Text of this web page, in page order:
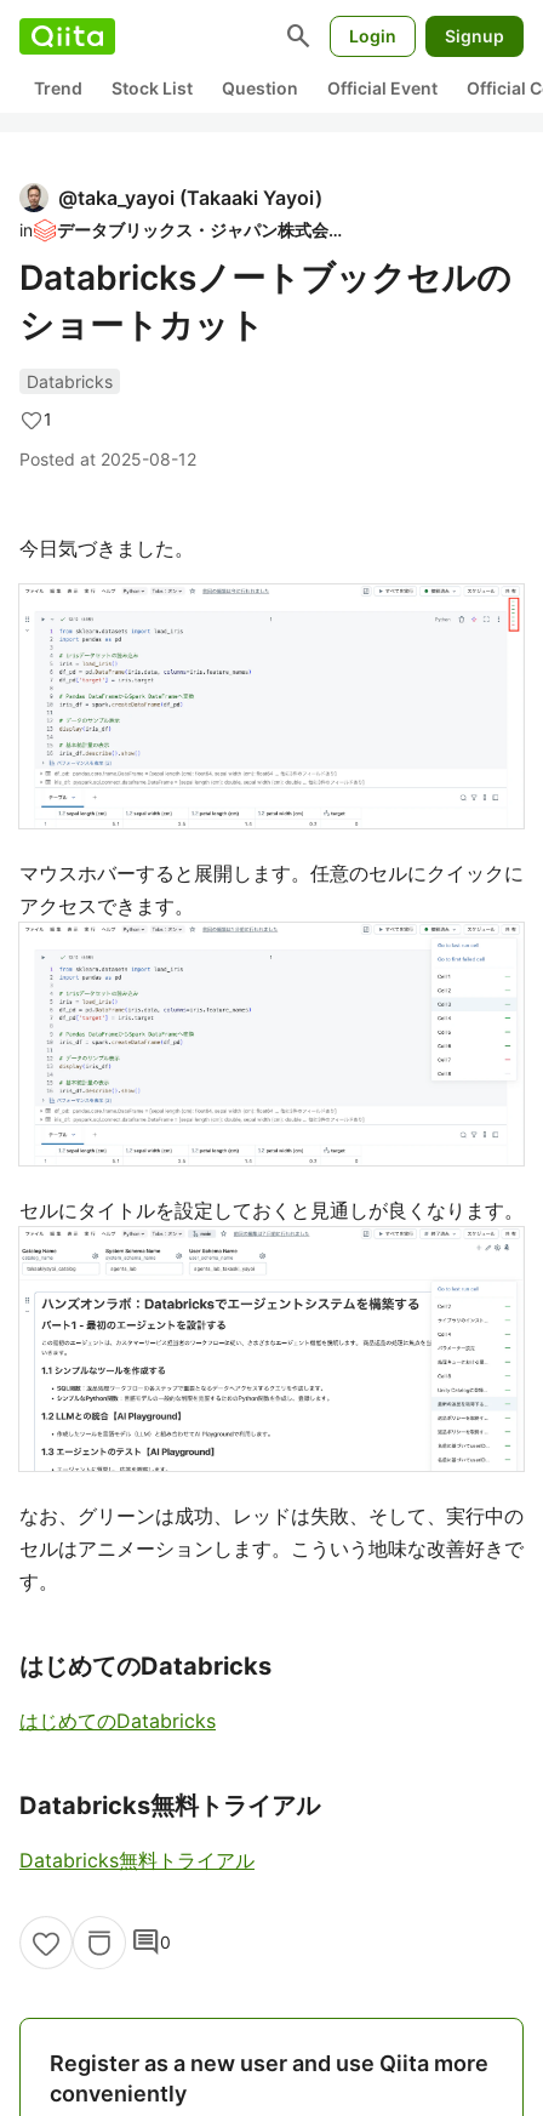
search Login Signup
Trend Stock List Question Official Event Official
@taka_yayoi (Takaaki Yayoi)
in データブリックス・ジャパン株式会社
Databricksノートブックセルの
ショートカット
Databricks
1
Posted at 2025-08-12
今日気づきました。
マウスホバーすると展開します。任意のセルにクイックに
アクセスできます。
セルにタイトルを設定しておくと見通しが良くなります。
なお、グリーンは成功、レッドは失敗、そして、実行中の
セルはアニメーションします。こういう地味な改善好きで
す。
はじめてのDatabricks
はじめてのDatabricks
Databricks無料トライアル
Databricks無料トライアル
comment0
Register as a new user and use Qiita more
conveniently